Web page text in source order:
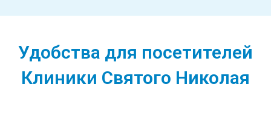
Удобства для посетителей
Клиники Святого Николая